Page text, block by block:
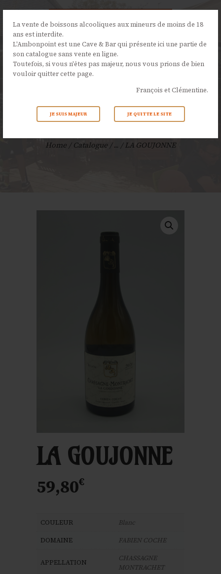
La vente de boissons alcooliques aux mineurs de moins de 18
ans est interdite.
L'Ambonpoint est une Cave & Bar qui présente ici une partie de
son catalogue sans vente en ligne.
Toutefois, si vous n'êtes pas majeur, nous vous prions de bien
vouloir quitter cette page.
François et Clémentine.
JE SUIS MAJEUR JE QUITTE LE SITE
LA GOUJONNE
Home Catalogue ... LA GOUJONNE
L’AMBONPOINT
LA CAVE
NOS ÉVÉNEMENTS
ACTUALITÉS
CONTACTS
LA GOUJONNE
59,80€
COULEUR Blanc
DOMAINE FABIEN COCHE
APPELLATION
CHASSAGNE
MONTRACHET